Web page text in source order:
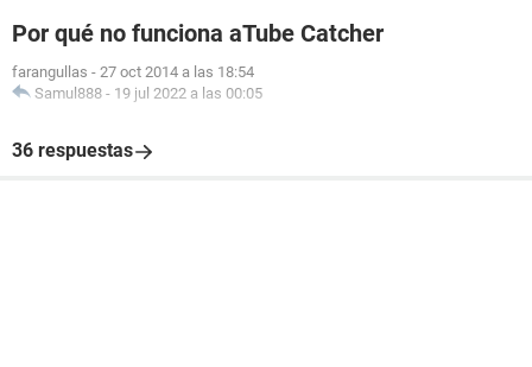
Por qué no funciona aTube Catcher
farangullas - 27 oct 2014 a las 18:54
Samul888 - 19 jul 2022 a las 00:05
36 respuestas